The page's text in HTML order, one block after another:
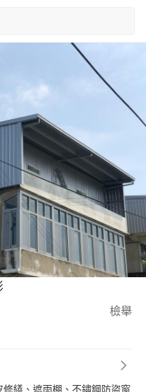
檢舉
繕、遮雨棚、不鏽鋼防盜窗